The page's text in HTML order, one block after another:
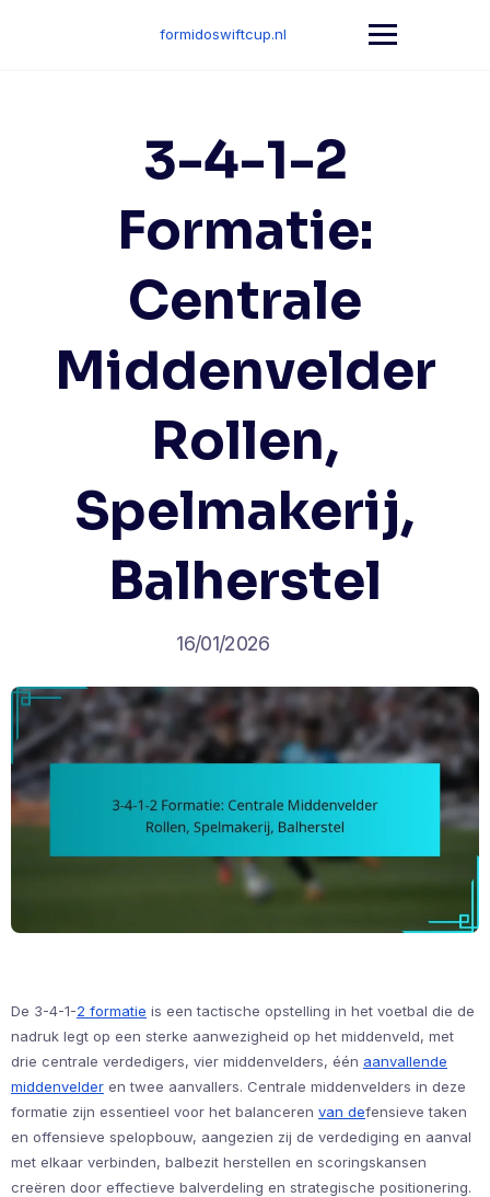
formidoswiftcup.nl
3-4-1-2
Formatie:
Centrale
Middenvelder
Rollen,
Spelmakerij,
Balherstel
16/01/2026
De 3-4-1-2 formatie is een tactische opstelling in het voetbal die de
nadruk legt op een sterke aanwezigheid op het middenveld, met
drie centrale verdedigers, vier middenvelders, één aanvallende
middenvelder en twee aanvallers. Centrale middenvelders in deze
formatie zijn essentieel voor het balanceren van defensieve taken
en offensieve spelopbouw, aangezien zij de verdediging en aanval
met elkaar verbinden, balbezit herstellen en scoringskansen
creëren door effectieve balverdeling en strategische positionering.